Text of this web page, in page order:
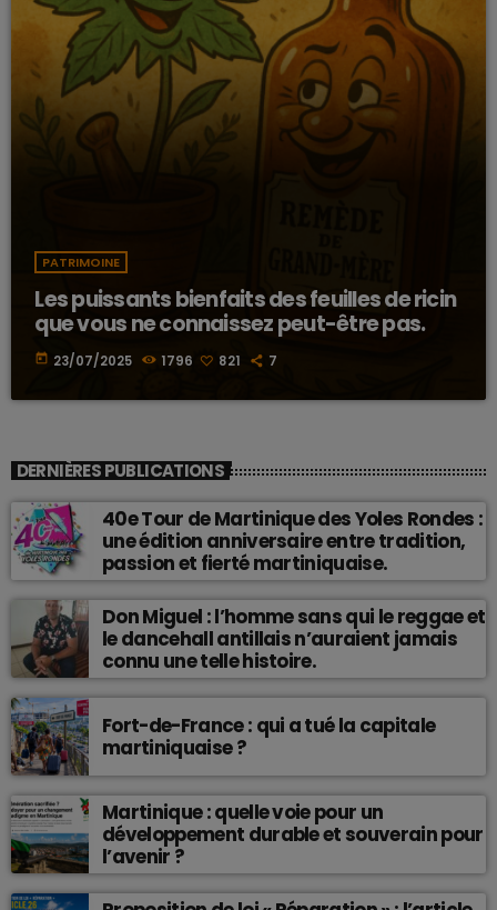
PATRIMOINE
Les puissants bienfaits des feuilles de ricin
que vous ne connaissez peut-être pas.
today 23/07/2025 1796 821 7
DERNIÈRES PUBLICATIONS
40e Tour de Martinique des Yoles Rondes :
une édition anniversaire entre tradition,
passion et fierté martiniquaise.
Don Miguel : l’homme sans qui le reggae et
le dancehall antillais n’auraient jamais
connu une telle histoire.
Fort-de-France : qui a tué la capitale
martiniquaise ?
Martinique : quelle voie pour un
développement durable et souverain pour
l’avenir ?